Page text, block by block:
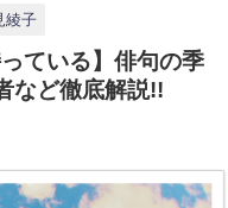
綾子
ている】俳句の季
など徹底解説!!